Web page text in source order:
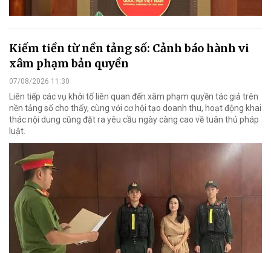
Kiếm tiền từ nền tảng số: Cảnh báo hành vi
xâm phạm bản quyền
07/08/2026 11:30
Liên tiếp các vụ khởi tố liên quan đến xâm phạm quyền tác giả trên
nền tảng số cho thấy, cùng với cơ hội tạo doanh thu, hoạt động khai
thác nội dung cũng đặt ra yêu cầu ngày càng cao về tuân thủ pháp
luật.